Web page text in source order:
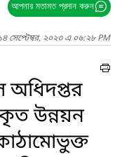
আপনার মতামত প্রদান করুন
সেপ্টেম্বর, ২০২৩ এ ০৬:২৮ PM
অধিদপ্তর
উন্নয়ন